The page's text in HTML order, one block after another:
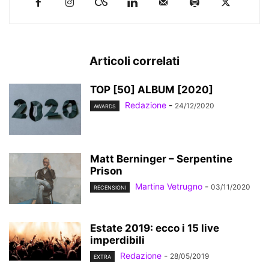
Articoli correlati
TOP [50] ALBUM [2020]
AWARDS Redazione - 24/12/2020
Matt Berninger – Serpentine
Prison
RECENSIONI Martina Vetrugno - 03/11/2020
Estate 2019: ecco i 15 live
imperdibili
EXTRA Redazione - 28/05/2019